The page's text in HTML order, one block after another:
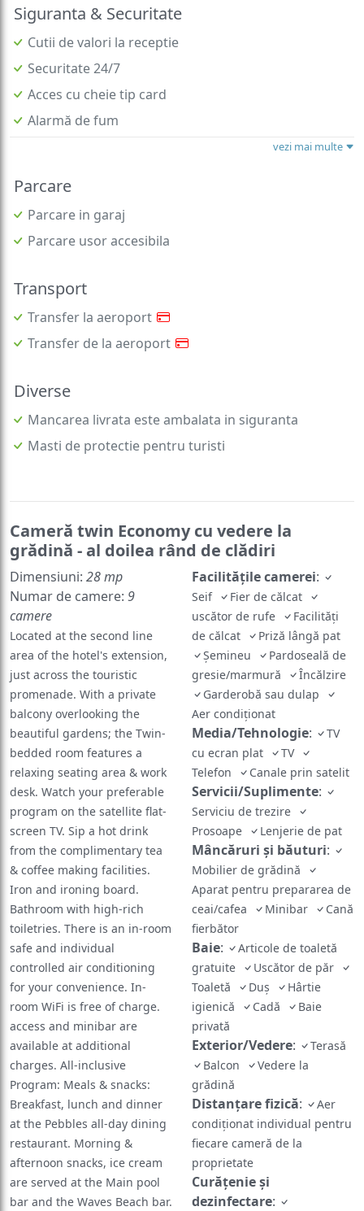
Siguranta & Securitate
Cutii de valori la receptie
Securitate 24/7
Acces cu cheie tip card
Alarmă de fum
vezi mai multe
Parcare
Parcare in garaj
Parcare usor accesibila
Transport
Transfer la aeroport
Transfer de la aeroport
Diverse
Mancarea livrata este ambalata in siguranta
Masti de protectie pentru turisti
Cameră twin Economy cu vedere la
grădină - al doilea rând de clădiri
Dimensiuni: 28 mp
Numar de camere: 9
camere
Located at the second line
area of the hotel's extension,
just across the touristic
promenade. With a private
balcony overlooking the
beautiful gardens; the Twin-
bedded room features a
relaxing seating area & work
desk. Watch your preferable
program on the satellite flat-
screen TV. Sip a hot drink
from the complimentary tea
& coffee making facilities.
Iron and ironing board.
Bathroom with high-rich
toiletries. There is an in-room
safe and individual
controlled air conditioning
for your convenience. In-
room WiFi is free of charge.
access and minibar are
available at additional
charges. All-inclusive
Program: Meals & snacks:
Breakfast, lunch and dinner
at the Pebbles all-day dining
restaurant. Morning &
afternoon snacks, ice cream
are served at the Main pool
bar and the Waves Beach bar.
Facilităţile camerei:
Seif
Fier de călcat
uscător de rufe
Facilităţi
de călcat
Priză lângă pat
Șemineu
Pardoseală de
gresie/marmură
Încălzire
Garderobă sau dulap
Aer condiţionat
Media/Tehnologie:
TV
cu ecran plat
TV
Telefon
Canale prin satelit
Servicii/Suplimente:
Serviciu de trezire
Prosoape
Lenjerie de pat
Mâncăruri și băuturi:
Mobilier de grădină
Aparat pentru prepararea de
ceai/cafea
Minibar
Cană
fierbător
Baie:
Articole de toaletă
gratuite
Uscător de păr
Toaletă
Duş
Hârtie
igienică
Cadă
Baie
privată
Exterior/Vedere:
Terasă
Balcon
Vedere la
grădină
Distanțare fizică:
Aer
condiționat individual pentru
fiecare cameră de la
proprietate
Curățenie și
dezinfectare: